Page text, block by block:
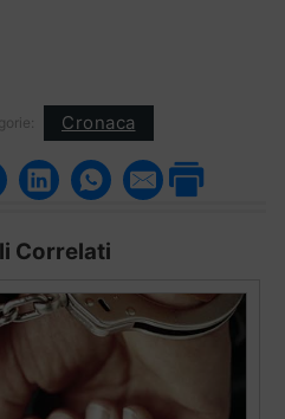
Cronaca
Correlati